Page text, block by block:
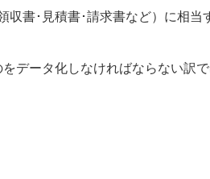
書･見積書･請求書など）に相当
データ化しなければならない訳で